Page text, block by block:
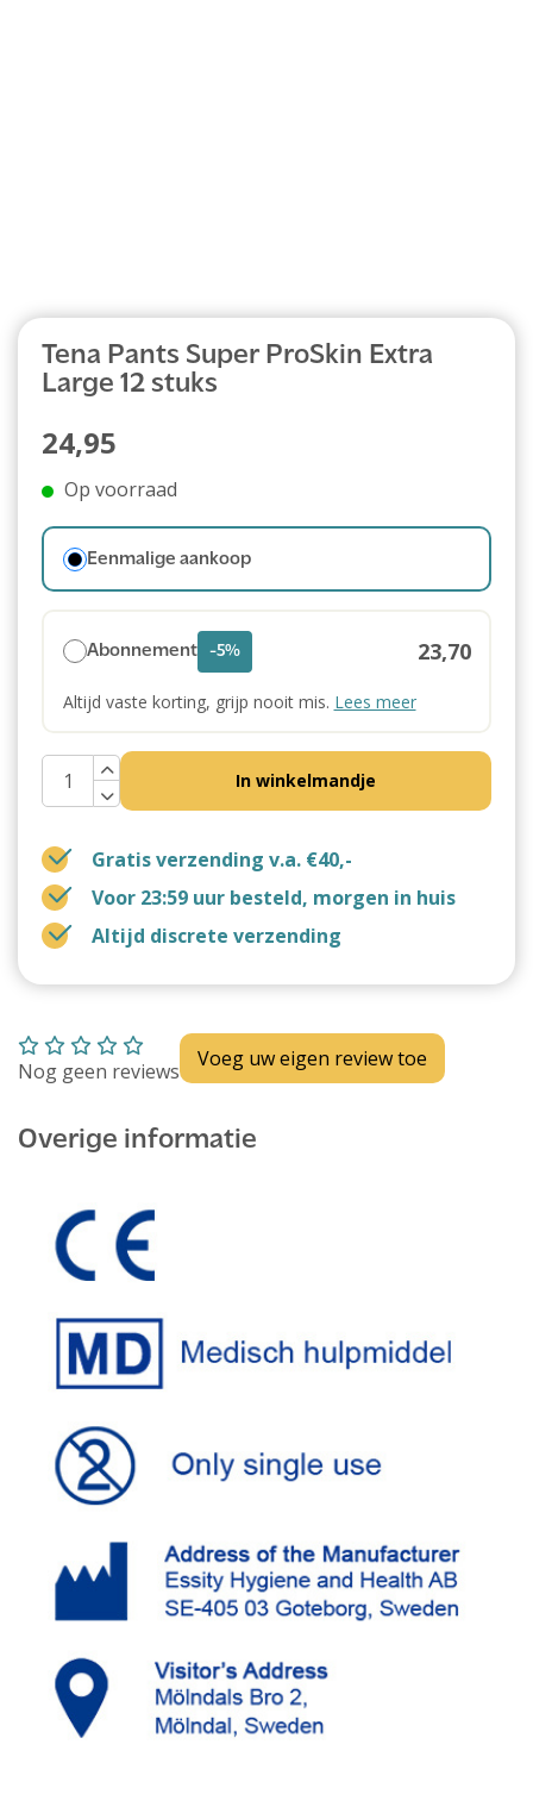
Tena Pants Super ProSkin Extra
Large 12 stuks
24,95
Op voorraad
Eenmalige aankoop
Abonnement -5% 23,70
Altijd vaste korting, grijp nooit mis. Lees meer
In winkelmandje
Gratis verzending v.a. €40,-
Voor 23:59 uur besteld, morgen in huis
Altijd discrete verzending
Nog geen reviews Voeg uw eigen review toe
Overige informatie